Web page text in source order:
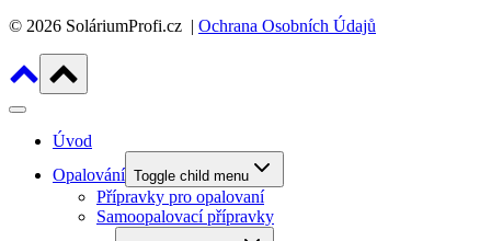
© 2026 SoláriumProfi.cz | Ochrana Osobních Údajů
Úvod
Opalování Toggle child menu
Přípravky pro opalovaní
Samoopalovací přípravky